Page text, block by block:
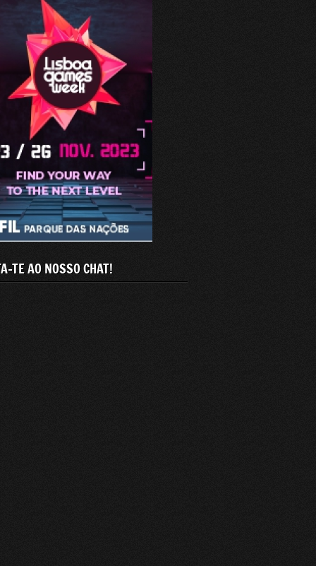
TE AO NOSSO CHAT!